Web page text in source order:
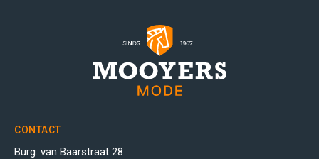
CONTACT
Burg. van Baarstraat 28